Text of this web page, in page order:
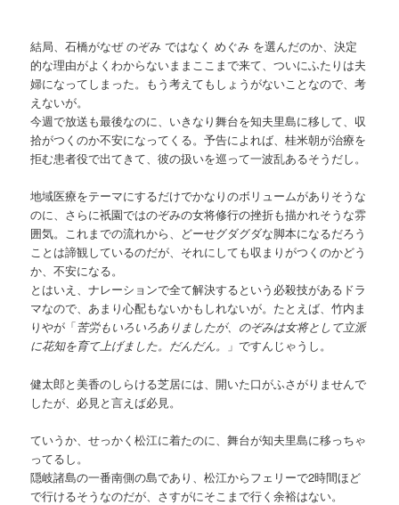
結局、石橋がなぜ のぞみ ではなく めぐみ を選んだのか、決定
的な理由がよくわからないままここまで来て、ついにふたりは夫
婦になってしまった。もう考えてもしょうがないことなので、考
えないが。
今週で放送も最後なのに、いきなり舞台を知夫里島に移して、収
拾がつくのか不安になってくる。予告によれば、桂米朝が治療を
拒む患者役で出てきて、彼の扱いを巡って一波乱あるそうだし。
地域医療をテーマにするだけでかなりのボリュームがありそうな
のに、さらに祇園ではのぞみの女将修行の挫折も描かれそうな雰
囲気。これまでの流れから、どーせグダグダな脚本になるだろう
ことは諦観しているのだが、それにしても収まりがつくのかどう
か、不安になる。
とはいえ、ナレーションで全て解決するという必殺技があるドラ
マなので、あまり心配もないかもしれないが。たとえば、竹内ま
りやが「苦労もいろいろありましたが、のぞみは女将として立派
に花知を育て上げました。だんだん。
」ですんじゃうし。
健太郎と美香のしらける芝居には、開いた口がふさがりませんで
したが、必見と言えば必見。
ていうか、せっかく松江に着たのに、舞台が知夫里島に移っちゃ
ってるし。
隠岐諸島の一番南側の島であり、松江からフェリーで2時間ほど
で行けるそうなのだが、さすがにそこまで行く余裕はない。